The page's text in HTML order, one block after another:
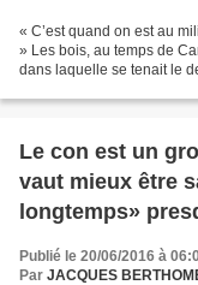
« C’est quand on est au
» Les bois, au temps de
dans laquelle se tenait le
Le con est un
vaut mieux être
longtemps»
Publié le 20/06/2016 à
Par JACQUES